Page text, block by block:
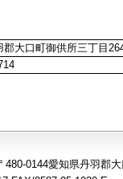
郡大口町御供所三丁目
480-0144愛知県丹羽郡